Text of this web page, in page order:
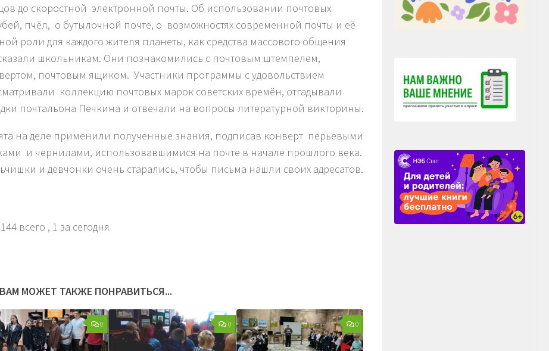
до скоростной электронной почты. Об использовании почтовых
пчёл, о бутылочной почте, о возможностях современной почты и её
роли для каждого жителя планеты, как средства массового общения
школьникам. Они познакомились с почтовым штемпелем,
почтовым ящиком. Участники программы с удовольствием
коллекцию почтовых марок советских времён, отгадывали
почтальона Печкина и отвечали на вопросы литературной викторины.
на деле применили полученные знания, подписав конверт перьевыми
и чернилами, использовавшимися на почте в начале прошлого века.
и девчонки очень старались, чтобы письма нашли своих адресатов.
144 всего , 1 за сегодня
ВАМ МОЖЕТ ТАКЖЕ ПОНРАВИТЬСЯ...
0 0 0